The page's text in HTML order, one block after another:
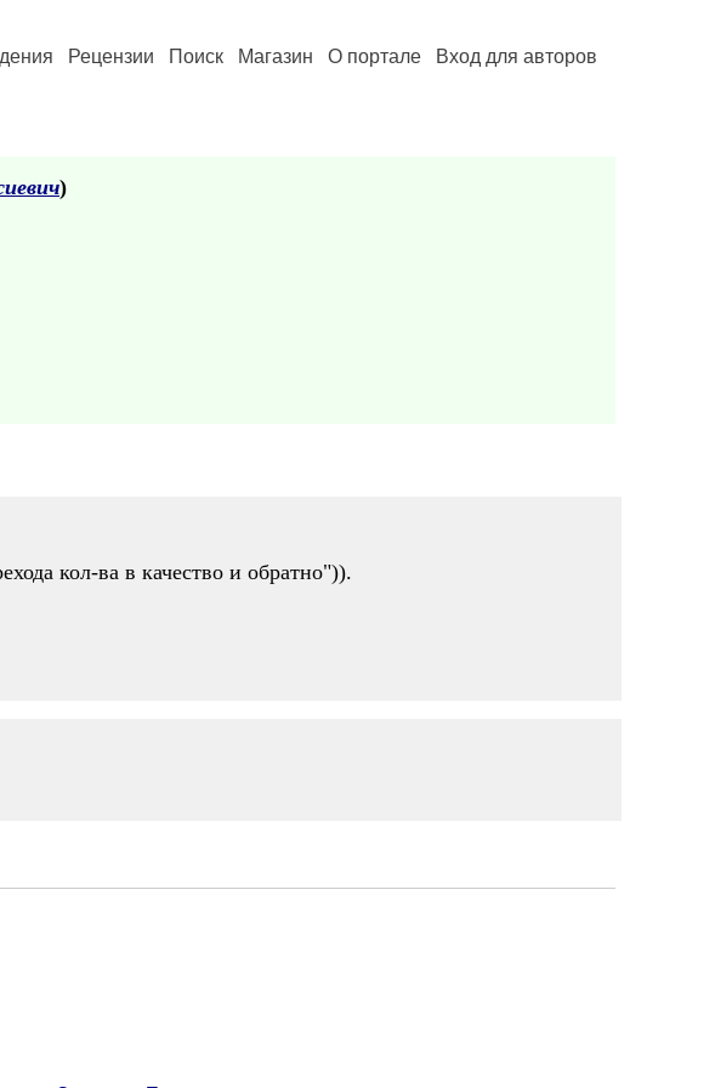
Рецензии Поиск Магазин О портале Вход для авторов
)
кол-ва в качество и обратно")).